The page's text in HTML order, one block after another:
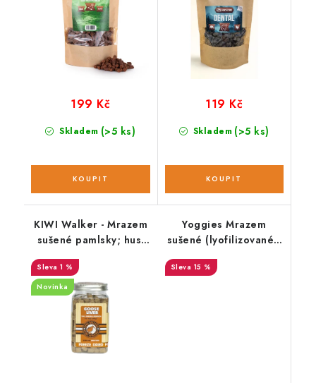
Skladem (>5 ks)
199 Kč
Skladem (>5 ks)
119 Kč
KIWI Walker - Mrazem
sušené pamlsky; husí
1 %
Novinka
Yoggies Mrazem
sušené (lyofilizované);
15 %